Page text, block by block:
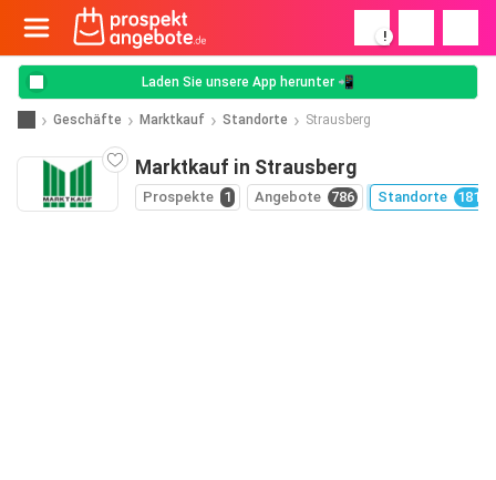
!
Laden Sie unsere App herunter 📲
Geschäfte Marktkauf Standorte Strausberg
Marktkauf in Strausberg
Prospekte 1 Angebote 786 Standorte 181